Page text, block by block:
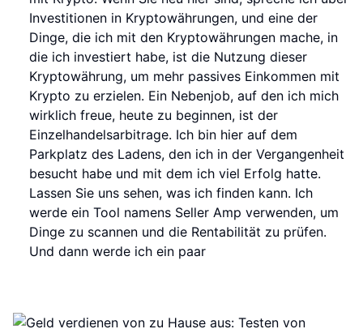
Investitionen in Kryptowährungen, und eine der
Dinge, die ich mit den Kryptowährungen mache, in
die ich investiert habe, ist die Nutzung dieser
Kryptowährung, um mehr passives Einkommen mit
Krypto zu erzielen. Ein Nebenjob, auf den ich mich
wirklich freue, heute zu beginnen, ist der
Einzelhandelsarbitrage. Ich bin hier auf dem
Parkplatz des Ladens, den ich in der Vergangenheit
besucht habe und mit dem ich viel Erfolg hatte.
Lassen Sie uns sehen, was ich finden kann. Ich
werde ein Tool namens Seller Amp verwenden, um
Dinge zu scannen und die Rentabilität zu prüfen.
Und dann werde ich ein paar